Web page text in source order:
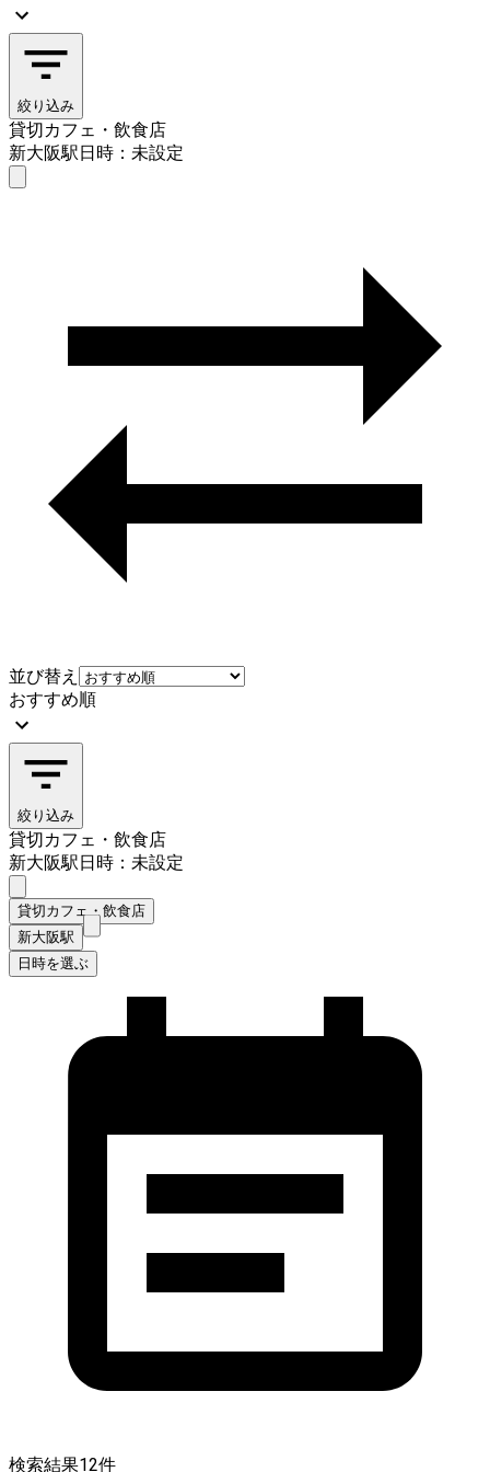
絞り込み
貸切カフェ・飲食店
新大阪駅日時：未設定
並び替え
おすすめ順
絞り込み
貸切カフェ・飲食店
新大阪駅日時：未設定
貸切カフェ・飲食店
新大阪駅
日時を選ぶ
検索結果12件